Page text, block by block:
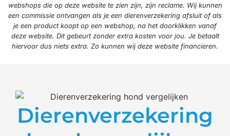
webshops die op deze website te zien zijn, zijn reclame. Wij kunnen
een commissie ontvangen als je een dierenverzekering afsluit of als
je een product koopt op een webshop, na het doorklikken vanaf
deze website. Dit gebeurt zonder extra kosten voor jou. Je betaalt
hiervoor dus niets extra. Zo kunnen wij deze website financieren.
Dierenverzekering